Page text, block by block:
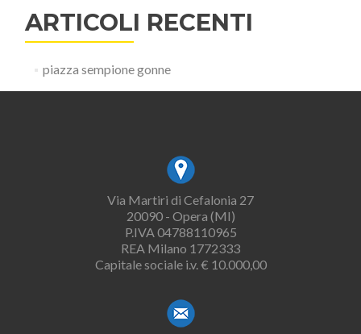
ARTICOLI RECENTI
piazza sempione gonne
Via Martiri di Cefalonia 27
20090 - Opera (MI)
P.IVA 04788110965
REA Milano 1772333
Capitale sociale i.v. € 10.000,00